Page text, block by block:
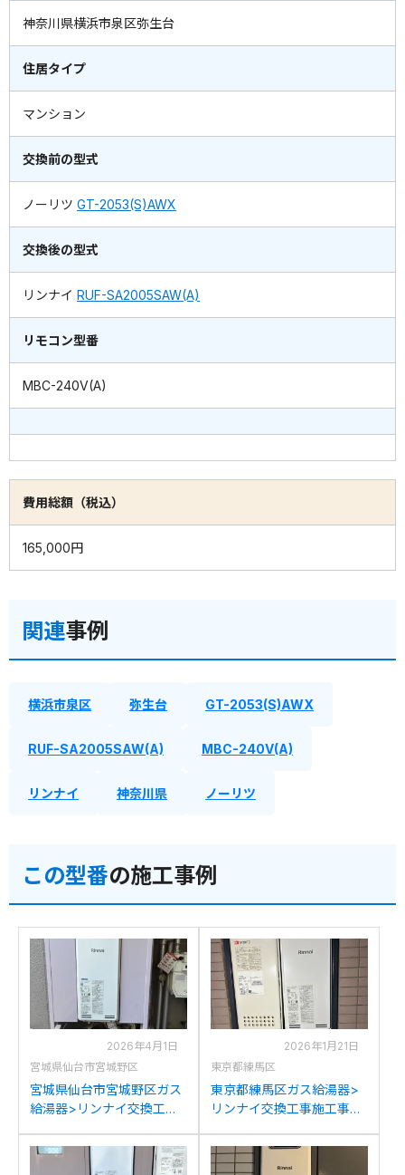
神奈川県横浜市泉区弥生台
住居タイプ
マンション
交換前の型式
ノーリツ GT-2053(S)AWX
交換後の型式
リンナイ RUF-SA2005SAW(A)
リモコン型番
MBC-240V(A)
費用総額（税込）
165,000円
関連事例
横浜市泉区 弥生台 GT-2053(S)AWX
RUF-SA2005SAW(A) MBC-240V(A)
リンナイ 神奈川県 ノーリツ
この型番の施工事例
2026年4月1日
宮城県仙台市宮城野区
宮城県仙台市宮城野区ガス
給湯器>リンナイ交換工事
VS2000SAW-1からリンナ
イRUF-SA2005SAW(A)へ
2026年1月21日
東京都練馬区
東京都練馬区ガス給湯器>
リンナイ交換工事施工事
1633(S)AWXからリンナイ
RUF-SA2005SAW(A)への